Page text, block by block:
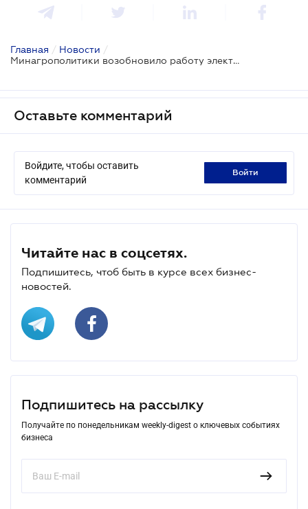
Главная / Новости /
Минагрополитики возобновило работу электронного кабинета бронирования
Оставьте комментарий
Войдите, чтобы оставить
комментарий
войти
Читайте нас в соцсетях.
Подпишитесь, чтоб быть в курсе всех бизнес-
новостей.
Подпишитесь на рассылку
Получайте по понедельникам weekly-digest о ключевых событиях
бизнеса